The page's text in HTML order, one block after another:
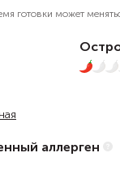
готовки может
1 из 5
аллерген